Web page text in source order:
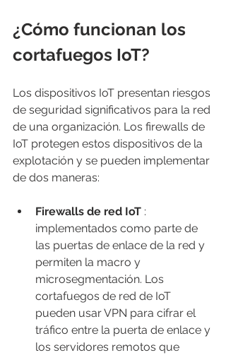
¿Cómo funcionan los
cortafuegos IoT?
Los dispositivos IoT presentan riesgos
de seguridad significativos para la red
de una organización. Los firewalls de
IoT protegen estos dispositivos de la
explotación y se pueden implementar
de dos maneras:
Firewalls de red IoT :
implementados como parte de
las puertas de enlace de la red y
permiten la macro y
microsegmentación. Los
cortafuegos de red de IoT
pueden usar VPN para cifrar el
tráfico entre la puerta de enlace y
los servidores remotos que